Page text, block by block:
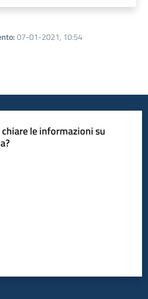
: 07-01-2021, 10:54
le informazioni su